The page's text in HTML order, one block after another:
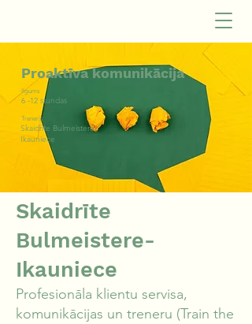
Skaidrīte
Bulmeistere-
Ikauniece
Profesionāla klientu servisa,
komunikācijas un treneru (Train the
Proaktīva komunikācija
Ilgums
6 -12 stundas
Treneris
Skaidrīte Bulmeistere-
Ikauniece